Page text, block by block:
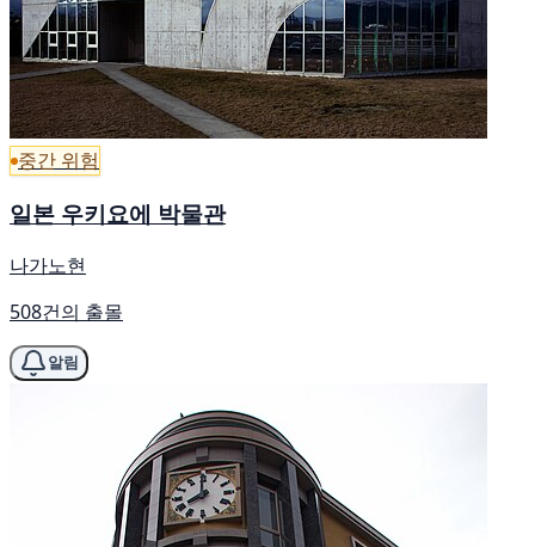
중간 위험
일본 우키요에 박물관
나가노현
508건의 출몰
알림